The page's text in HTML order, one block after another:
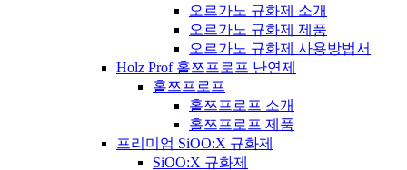
오르가노 규화제 소개
오르가노 규화제 제품
오르가노 규화제 사용방법서
Holz Prof 홀쯔프로프 난연제
홀쯔프로프
홀쯔프로프 소개
홀쯔프로프 제품
프리미엄 SiOO:X 규화제
SiOO:X 규화제